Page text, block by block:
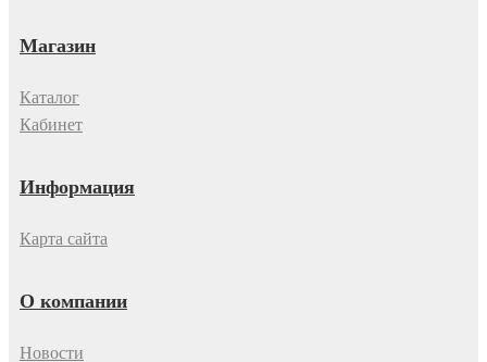
Магазин
Каталог
Кабинет
Информация
Карта сайта
О компании
Новости